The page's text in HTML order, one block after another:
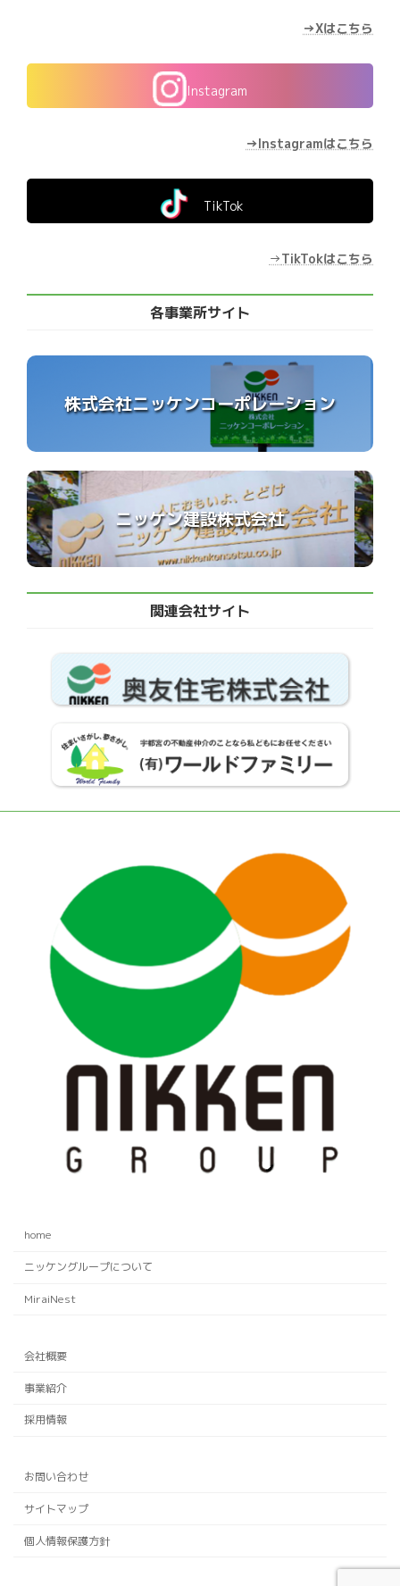
→Xはこちら
Instagram
→Instagramはこちら
TikTok
→TikTokはこちら
各事業所サイト
株式会社ニッケンコーポレーション
ニッケン建設株式会社
関連会社サイト
home
ニッケングループについて
MiraiNest
会社概要
事業紹介
採用情報
お問い合わせ
サイトマップ
個人情報保護方針